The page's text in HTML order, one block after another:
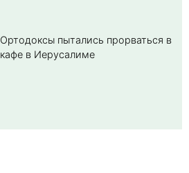
Ортодоксы пытались прорваться в
кафе в Иерусалиме